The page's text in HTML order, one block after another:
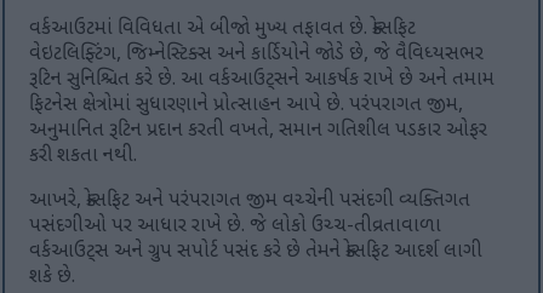
વર્કઆઉટમાં વિવિધતા એ બીજો મુખ્ય તફાવત છે. ક્રોસફિટ
વેઇટલિફ્ટિંગ, જિમ્નેસ્ટિક્સ અને કાર્ડિયોને જોડે છે, જે વૈવિધ્યસભર
રૂટિન સુનિશ્ચિત કરે છે. આ વર્કઆઉટ્સને આકર્ષક રાખે છે અને તમામ
ફિટનેસ ક્ષેત્રોમાં સુધારણાને પ્રોત્સાહન આપે છે. પરંપરાગત જીમ,
અનુમાનિત રૂટિન પ્રદાન કરતી વખતે, સમાન ગતિશીલ પડકાર ઓફર
કરી શકતા નથી.
આખરે, ક્રોસફિટ અને પરંપરાગત જીમ વચ્ચેની પસંદગી વ્યક્તિગત
પસંદગીઓ પર આધાર રાખે છે. જે લોકો ઉચ્ચ-તીવ્રતાવાળા
વર્કઆઉટ્સ અને ગ્રુપ સપોર્ટ પસંદ કરે છે તેમને ક્રોસફિટ આદર્શ લાગી
શકે છે.